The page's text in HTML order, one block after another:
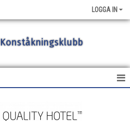
LOGGA IN